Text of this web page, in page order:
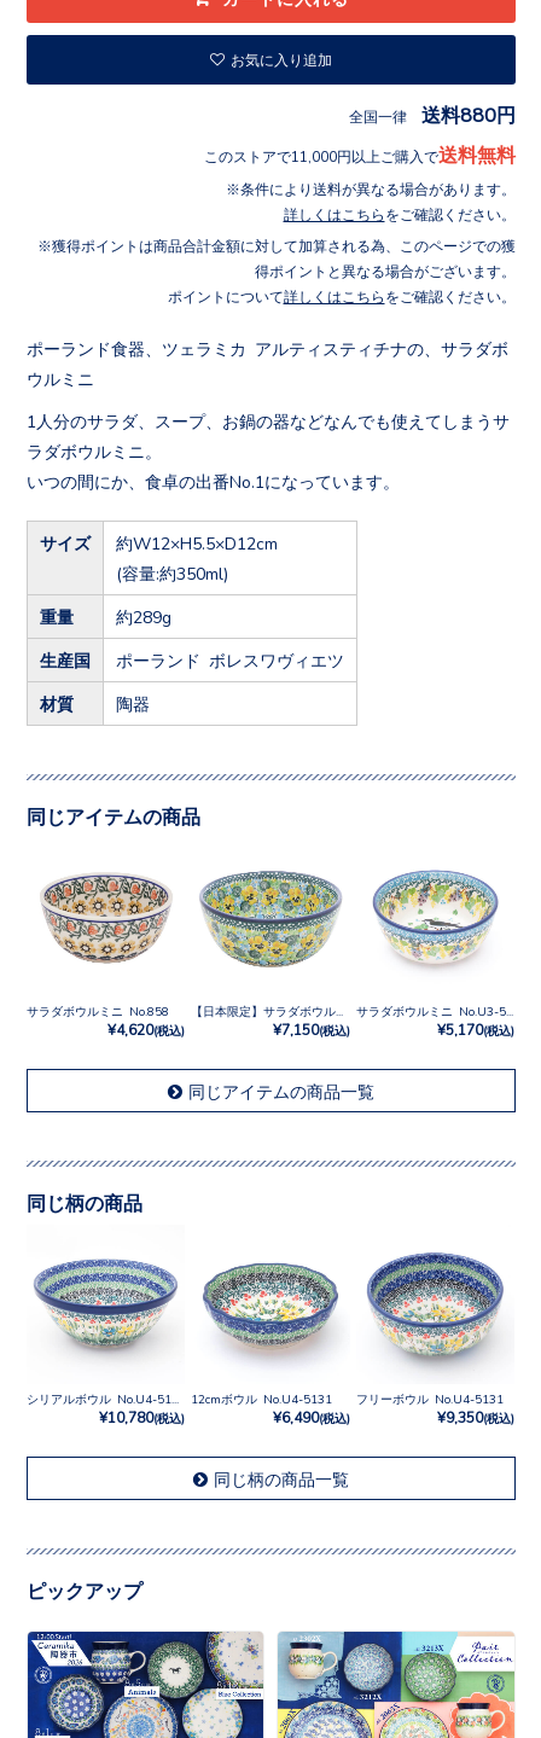
お気に入り追加
全国一律 送料880円
このストアで11,000円以上ご購入で送料無料
条件により送料が異なる場合があります。
詳しくはこちら をご確認ください。
獲得ポイントは商品合計金額に対して加算される為、このページでの獲
得ポイントと異なる場合がございます。
ポイントについて詳しくはこちら をご確認ください。
ポーランド食器、ツェラミカ アルティスティチナの、サラダボ
ウルミニ
1人分のサラダ、スープ、お鍋の器などなんでも使えてしまうサ
ラダボウルミニ。
いつの間にか、食卓の出番No.1になっています。
サイズ
約W12×H5.5×D12cm
(容量:約350ml)
重量 約289g
生産国 ポーランド ボレスワヴィエツ
材質 陶器
同じアイテムの商品
サラダボウルミニ No.858
¥4,620(税込) ¥7,150(税込)
サラダボウルミニ No.U3-5215
¥5,170(税込)
同じアイテムの商品一覧
同じ柄の商品
¥10,780(税込)
12cmボウル No.U4-5131
¥6,490(税込)
フリーボウル No.U4-5131
¥9,350(税込)
同じ柄の商品一覧
ピックアップ